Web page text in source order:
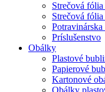
Strečová fólia
Strečová
Príslušenstvo
Obálky
Plastové
Papierové
Kartonové
Obálky